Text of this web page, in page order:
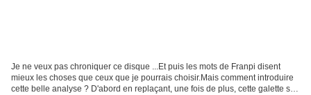
Je ne veux pas chroniquer ce disque ...Et puis les mots de Franpi disent
mieux les choses que ceux que je pourrais choisir.Mais comment introduire
cette belle analyse ? D'abord en replaçant, une fois de plus, cette galette sur